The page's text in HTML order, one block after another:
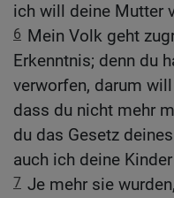
ich will deine Mutter
6 Mein Volk geht
Erkenntnis; denn du
verworfen, darum
dass du nicht mehr
du das Gesetz
auch ich deine
7 Je mehr sie